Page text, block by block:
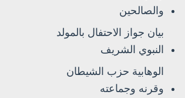
والصالحين
بيان جواز الاحتفال بالمولد
النبوي الشريف
الوهابية حزب الشيطان
وقرنه وجماعته